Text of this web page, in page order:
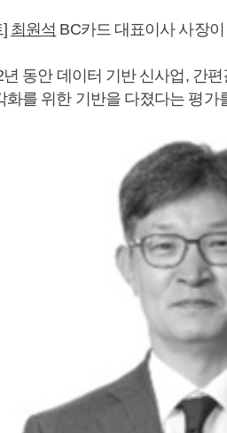
최원석 BC카드 대표이사 사장
동안 데이터 기반 신사업, 간
화를 위한 기반을 다졌다는 평가